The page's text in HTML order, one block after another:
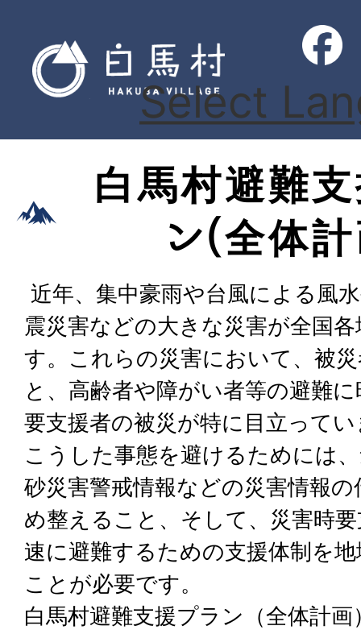
Select
白馬村避難
ン(全体
近年、集中豪雨や台風による風
震災害などの大きな災害が全国
す。これらの災害において、被
と、高齢者や障がい者等の避難
要支援者の被災が特に目立って
こうした事態を避けるためには
砂災害警戒情報などの災害情報
め整えること、そして、災害時
速に避難するための支援体制を
ことが必要です。
白馬村避難支援プラン（全体計